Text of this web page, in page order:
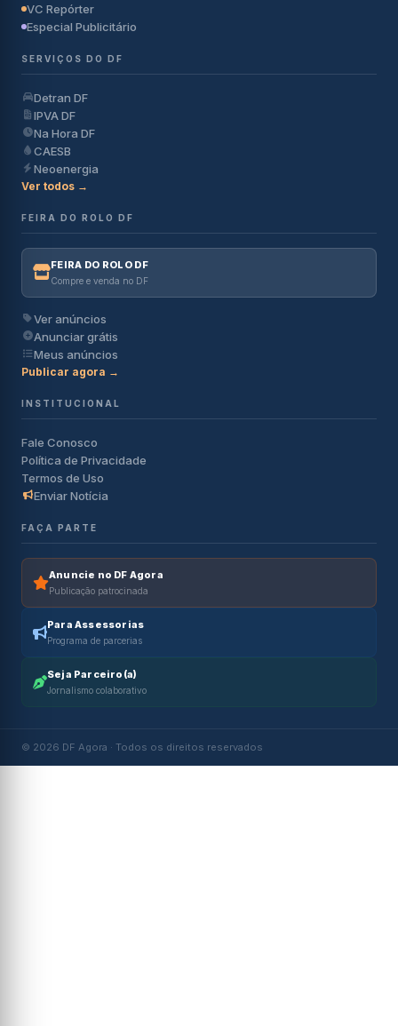
VC Repórter
Especial Publicitário
SERVIÇOS DO DF
Detran DF
IPVA DF
Na Hora DF
CAESB
Neoenergia
Ver todos →
FEIRA DO ROLO DF
FEIRA DO ROLO DF
Compre e venda no DF
Ver anúncios
Anunciar grátis
Meus anúncios
Publicar agora →
INSTITUCIONAL
Fale Conosco
Política de Privacidade
Termos de Uso
Enviar Notícia
FAÇA PARTE
Anuncie no DF Agora
Publicação patrocinada
Para Assessorias
Programa de parcerias
Seja Parceiro(a)
Jornalismo colaborativo
© 2026 DF Agora · Todos os direitos reservados